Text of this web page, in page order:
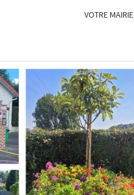
VOTRE MAIRIE